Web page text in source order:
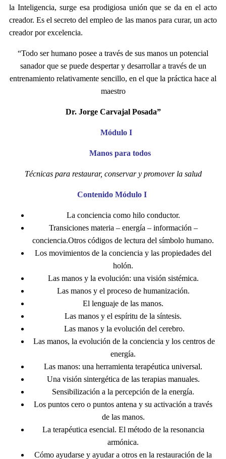
la Inteligencia, surge esa prodigiosa unión que se da en el acto
creador. Es el secreto del empleo de las manos para curar, un acto
creador por excelencia.
“Todo ser humano posee a través de sus manos un potencial
sanador que se puede despertar y desarrollar a través de un
entrenamiento relativamente sencillo, en el que la práctica hace al
maestro
Dr. Jorge Carvajal Posada”
Módulo I
Manos para todos
Técnicas para restaurar, conservar y promover la salud
Contenido Módulo I
La conciencia como hilo conductor.
Transiciones materia – energía – información –
conciencia.Otros códigos de lectura del símbolo humano.
Los movimientos de la conciencia y las propiedades del
holón.
Las manos y la evolución: una visión sistémica.
Las manos y el proceso de humanización.
El lenguaje de las manos.
Las manos y el espíritu de la síntesis.
Las manos y la evolución del cerebro.
Las manos, la evolución de la conciencia y los centros de
energía.
Las manos: una herramienta terapéutica universal.
Una visión sintergética de las terapias manuales.
Sensibilización a la percepción de la energía.
Los puntos cero o puntos antena y su activación a través
de las manos.
La terapéutica esencial. El método de la resonancia
armónica.
Cómo ayudarse y ayudar a otros en la restauración de la